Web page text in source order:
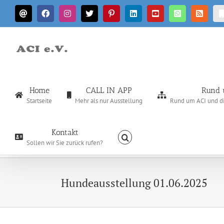
Zum
InhaltE-
Mail
FacebookInstagram
X PinterestLinkedInYouTubeWhatsApp
Rss
Home
Startseite
CALL IN APP
Mehr als nur Ausstellung
Rund
Rund um ACI und
Kontakt
Sollen wir Sie zurück rufen?
Hundeausstellung 01.06.2025